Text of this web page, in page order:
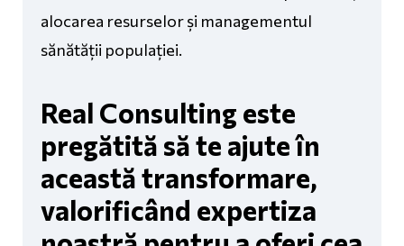
alocarea resurselor și managementul
sănătății populației.
Real Consulting este
pregătită să te ajute în
această transformare,
valorificând expertiza